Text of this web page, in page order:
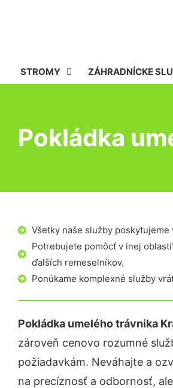
STROMY ZÁHRADNÍCKE
Pokládka
Všetky naše služby poskytujeme
Potrebujete pomôcť v inej
ďalších remeselníkov.
Ponúkame komplexné služby
Pokládka umelého trávnika
zároveň cenovo rozumné
požiadavkám. Neváhajte a
na precíznosť a odbornosť,